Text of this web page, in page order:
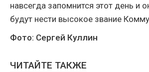
навсегда запомнится этот день и
будут нести высокое звание
Фото: Сергей Куллин
ЧИТАЙТЕ ТАКЖЕ